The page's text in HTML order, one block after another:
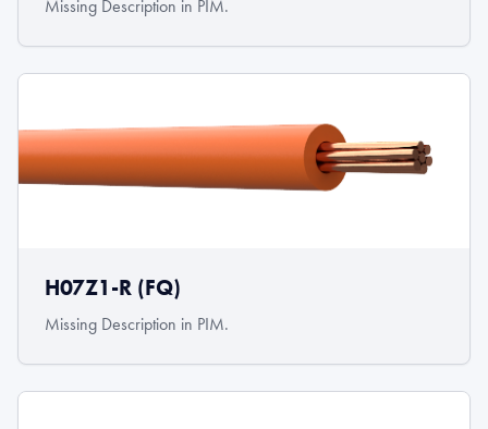
Missing Description in PIM.
H07Z1-R (FQ)
Missing Description in PIM.